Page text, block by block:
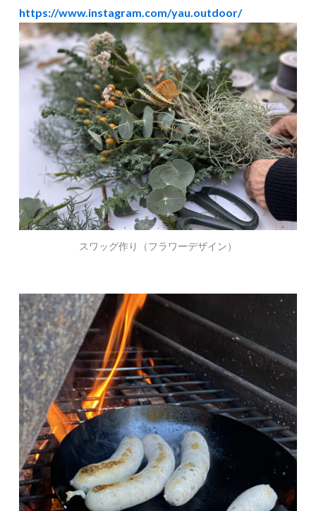
https://www.instagram.com/yau.outdoor/
スワッグ作り（フラワーデザイン）